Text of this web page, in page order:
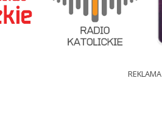
REKLAMA